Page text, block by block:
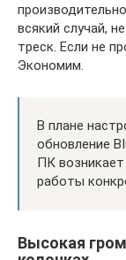
всякий случай,
треск. Если не
Экономим.
В плане
обновление
ПК
работы
Высокая